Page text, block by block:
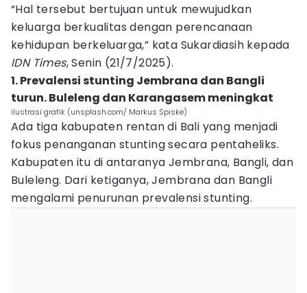
“Hal tersebut bertujuan untuk mewujudkan
keluarga berkualitas dengan perencanaan
kehidupan berkeluarga,” kata Sukardiasih kepada
IDN Times, Senin (21/7/2025).
1. Prevalensi stunting Jembrana dan Bangli
turun. Buleleng dan Karangasem meningkat
ilustrasi grafik (unsplash.com/ Markus Spiske)
Ada tiga kabupaten rentan di Bali yang menjadi
fokus penanganan stunting secara pentaheliks.
Kabupaten itu di antaranya Jembrana, Bangli, dan
Buleleng. Dari ketiganya, Jembrana dan Bangli
mengalami penurunan prevalensi stunting.